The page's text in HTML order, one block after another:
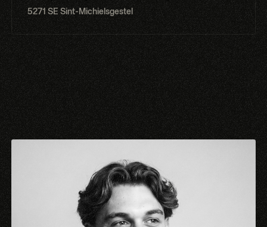
5271 SE Sint-Michielsgestel